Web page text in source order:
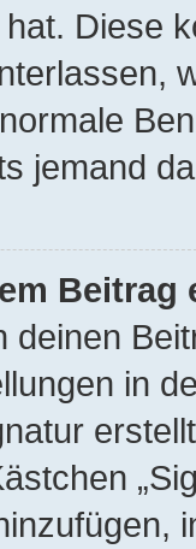
Diese
jemand
deinen
in